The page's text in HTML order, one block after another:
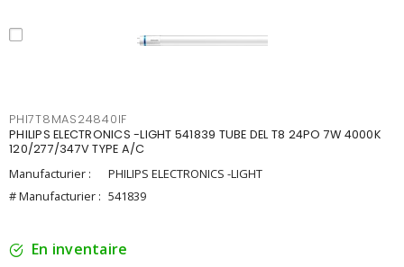
PHI7T8MAS24840IF
PHILIPS ELECTRONICS -LIGHT 541839 TUBE DEL T8 24PO 7W 4000K
120/277/347V TYPE A/C
Manufacturier :
PHILIPS ELECTRONICS -LIGHT
# Manufacturier : 541839
En inventaire